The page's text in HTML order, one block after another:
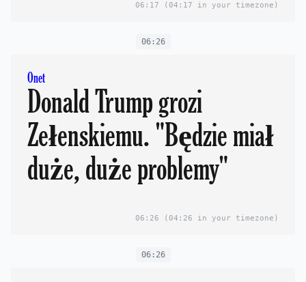
06:17 (04:17 in your timezone)
06:26
Onet
Donald Trump grozi
Zełenskiemu. "Będzie miał
duże, duże problemy"
06:26 (04:26 in your timezone)
06:26